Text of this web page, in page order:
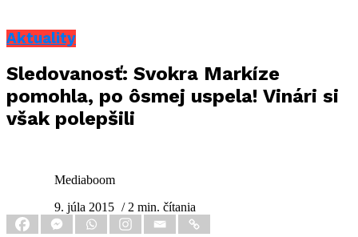
Aktuality
Sledovanosť: Svokra Markíze
pomohla, po ôsmej uspela! Vinári si
však polepšili
Mediaboom
9. júla 2015 / 2 min. čítania